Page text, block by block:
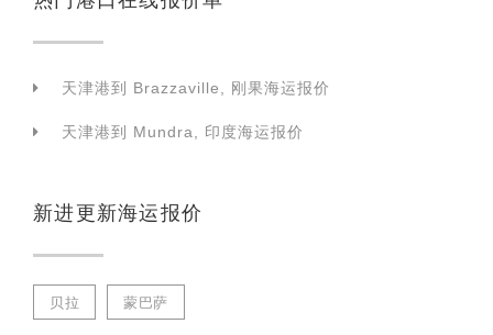
天津港到 Brazzaville, 刚果海运报价
天津港到 Mundra, 印度海运报价
新进更新海运报价
贝拉 蒙巴萨